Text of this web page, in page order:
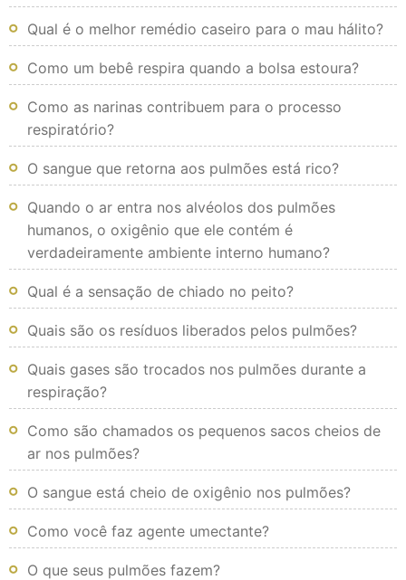
Qual é o melhor remédio caseiro para o mau hálito?
Como um bebê respira quando a bolsa estoura?
Como as narinas contribuem para o processo
respiratório?
O sangue que retorna aos pulmões está rico?
Quando o ar entra nos alvéolos dos pulmões
humanos, o oxigênio que ele contém é
verdadeiramente ambiente interno humano?
Qual é a sensação de chiado no peito?
Quais são os resíduos liberados pelos pulmões?
Quais gases são trocados nos pulmões durante a
respiração?
Como são chamados os pequenos sacos cheios de
ar nos pulmões?
O sangue está cheio de oxigênio nos pulmões?
Como você faz agente umectante?
O que seus pulmões fazem?